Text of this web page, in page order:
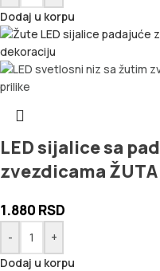
Dodaj u korpu
LED sijalice sa
zvezdicama ŽUTA
1.880 RSD
-
+
Dodaj u korpu